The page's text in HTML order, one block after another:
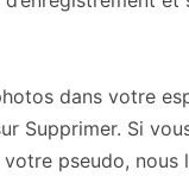
dans votre
Supprimer. Si
pseudo,